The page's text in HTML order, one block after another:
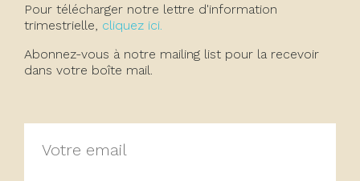
Pour télécharger notre lettre d'information
trimestrielle, cliquez ici.
Abonnez-vous à notre mailing list pour la recevoir
dans votre boîte mail.